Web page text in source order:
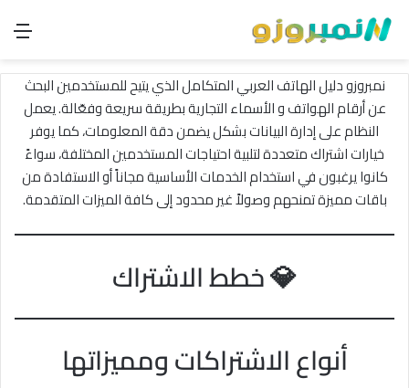
نمبروزو دليل الهاتف العربي المتكامل الذي يتيح للمستخدمين البحث
عن أرقام الهواتف و الأسماء التجارية بطريقة سريعة وفعّالة. يعمل
النظام على إدارة البيانات بشكل يضمن دقة المعلومات، كما يوفر
خيارات اشتراك متعددة لتلبية احتياجات المستخدمين المختلفة، سواءً
كانوا يرغبون في استخدام الخدمات الأساسية مجاناً أو الاستفادة من
باقات مميزة تمنحهم وصولاً غير محدود إلى كافة الميزات المتقدمة.
💎 خطط الاشتراك
أنواع الاشتراكات ومميزاتها